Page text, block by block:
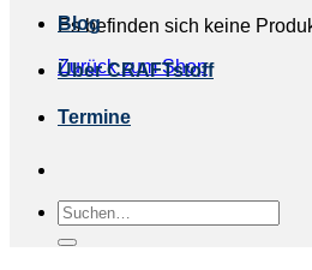
Es befinden sich keine
Zurück zum Shop
Blog
Über CRAFTstoff
Termine
Suchen
nach: